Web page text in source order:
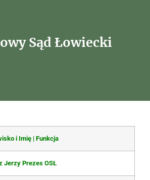
Sąd Łowiecki
i Imię | Funkcja
Jerzy Prezes OSŁ